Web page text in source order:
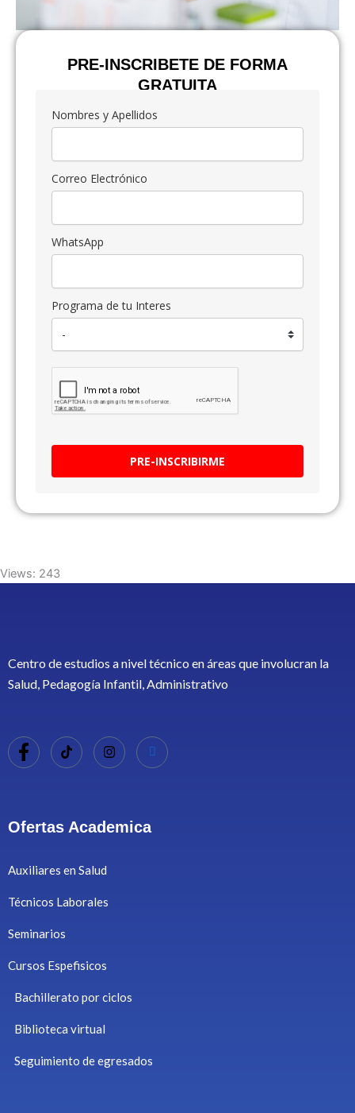
PRE-INSCRIBETE DE FORMA
GRATUITA
Nombres y Apellidos
Correo Electrónico
WhatsApp
Programa de tu Interes
PRE-INSCRIBIRME
Views: 243
Centro de estudios a nivel técnico en áreas que involucran la
Salud, Pedagogía Infantil, Administrativo
Ofertas Academica
Auxiliares en Salud
Técnicos Laborales
Seminarios
Cursos Espefisicos
Bachillerato por ciclos
Biblioteca virtual
Seguimiento de egresados